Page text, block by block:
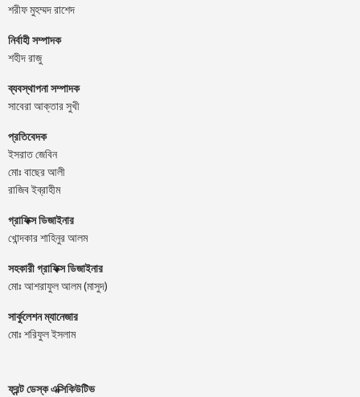
শরীফ মুহম্মদ রাশেদ
নির্বাহী সম্পাদক
শহীদ রাজু
ব্যবস্থাপনা সম্পাদক
সাবেরা আক্তার সুখী
প্রতিবেদক
ইসরাত জেবিন
মোঃ বাছের আলী
রাজিব ইব্রাহীম
গ্রাফিক্স ডিজাইনার
খোন্দকার শাহিনুর আলম
সহকারী গ্রাফিক্স ডিজাইনার
মোঃ আশরাফুল আলম (মাসুদ)
সার্কুলেশন ম্যানেজার
মোঃ শরিফুল ইসলাম
ফ্রন্ট ডেস্ক এক্সিকিউটিভ